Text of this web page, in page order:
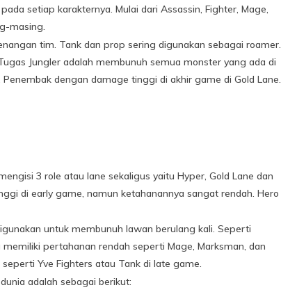
setiap karakternya. Mulai dari Assassin, Fighter, Mage,
masing.
tim. Tank dan prop sering digunakan sebagai roamer.
Jungler adalah membunuh semua monster yang ada di
dengan damage tinggi di akhir game di Gold Lane.
3 role atau lane sekaligus yaitu Hyper, Gold Lane dan
di early game, namun ketahanannya sangat rendah. Hero
untuk membunuh lawan berulang kali. Seperti
pertahanan rendah seperti Mage, Marksman, dan
Yve Fighters atau Tank di late game.
adalah sebagai berikut: